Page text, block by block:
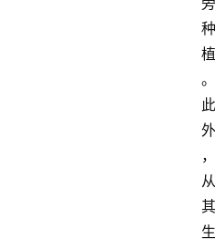
种
植
。
此
外
，
从
其
生